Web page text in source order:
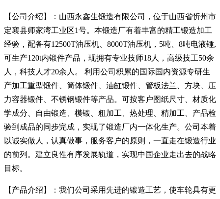
【公司介绍】：山西永鑫生锻造有限公司，位于山西省忻州市
定襄县师家湾工业区1号。本锻造厂有着丰富的精工锻造加工
经验，配备有12500T油压机、8000T油压机，5吨、8吨电液锤,
可生产120t内锻件产品，现拥有专业技师18人，高级技工50余
人，科技人才20余人。 利用公司积累的国际国内资源专研生
产加工重型锻件、筒体锻件、油缸锻件、管板法兰、方块、压
力容器锻件、不锈钢锻件等产品。可按客户图纸尺寸、材质化
学成分、自由锻造、模锻、粗加工、热处理、精加工、产品检
验到成品的同步完成，实现了锻造厂内一体化生产。公司本着
以诚实做人，认真做事，服务客户的原则，一直走在锻造行业
的前列。建立良性有序发展轨道，实现中国企业走出去的战略
目标。
【产品介绍】：我们公司采用先进的锻造工艺，使车轮具有更